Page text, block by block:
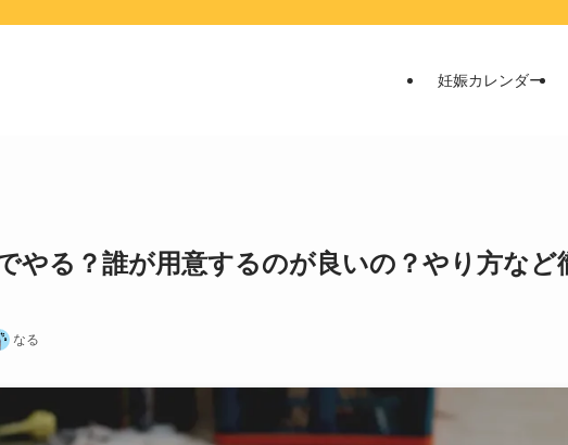
妊娠カレンダー
やる？誰が用意するのが良いの？やり方など
なる